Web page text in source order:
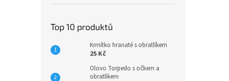
Top 10 produktů
Krmítko hranaté s obratlíkem
25 Kč
Olovo Torpedo s očkem a
obratlíkem